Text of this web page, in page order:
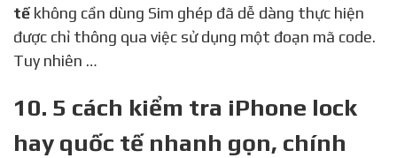
tếkhông cần dùng Sim ghép đã dễ dàng thực hiện
được chỉ thông qua việc sử dụng một đoạn mã code.
Tuy nhiên …
10. 5 cách kiểm tra iPhone lock
hay quốc tế nhanh gọn, chính